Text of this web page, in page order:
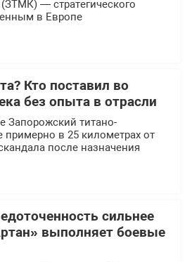
— стратегического
в Европе
Кто поставил во
без опыта в отрасли
Запорожский титано-
в 25 километрах от
после назначения
сильнее
выполняет боевые